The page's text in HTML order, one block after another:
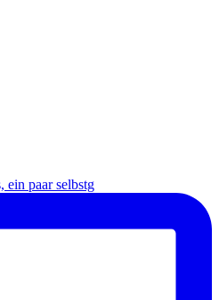
ein paar selbstg